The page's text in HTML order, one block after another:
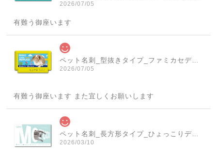
2026/07/05
有難う御座います
2026/07/05
有難う御座います また宜しくお願いします
2026/03/10